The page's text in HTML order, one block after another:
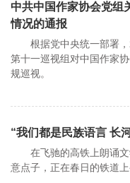
中共中国作家协会党组
情况的通报
根据党中央统一部署，
第十一巡视组对中国作家
规巡视。
“我们都是民族语言 长
在飞驰的高铁上朗诵文
意点子，正在春日的铁道上